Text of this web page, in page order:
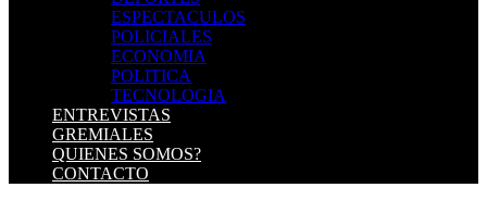
ESPECTACULOS
POLICIALES
ECONOMIA
POLITICA
TECNOLOGIA
ENTREVISTAS
GREMIALES
QUIENES SOMOS?
CONTACTO